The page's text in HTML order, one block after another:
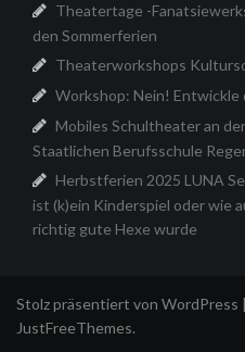
Theatertage -
den Sommerferien
Theaterworkshops
Workshop: Nein! Entwickle
Mobiles Schultheater an
Staatlichen Berufsschule
Herbstferien 2025 LUNA
ist (k)ein Kinderspiel oder wie
richtig gute Hexe wurde
Stolz präsentiert von WordPress |
JustFreeThemes.